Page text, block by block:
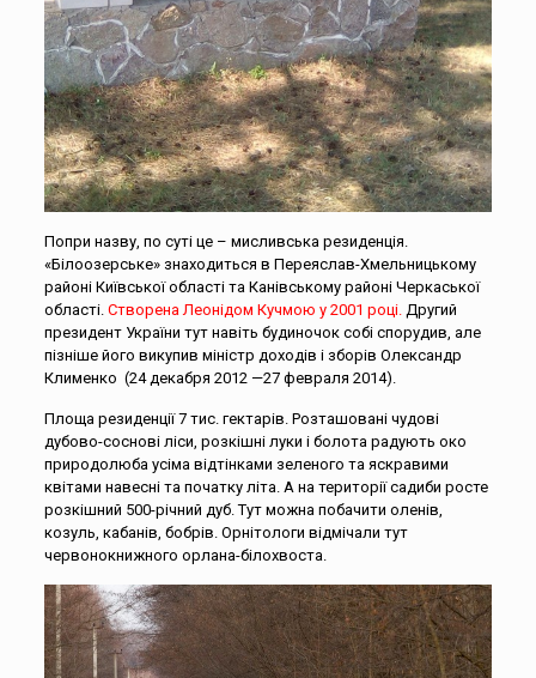
Попри назву, по суті це – мисливська резиденція.
«Білоозерське» знаходиться в Переяслав-Хмельницькому
районі Київської області та Канівському районі Черкаської
області. Створена Леонідом Кучмою у 2001 році. Другий
президент України тут навіть будиночок собі спорудив, але
пізніше його викупив міністр доходів і зборів Олександр
Клименко (24 декабря 2012 —27 февраля 2014).
Площа резиденції 7 тис. гектарів. Розташовані чудові
дубово-соснові ліси, розкішні луки і болота радують око
природолюба усіма відтінками зеленого та яскравими
квітами навесні та початку літа. А на території садиби росте
розкішний 500-річний дуб. Тут можна побачити оленів,
козуль, кабанів, бобрів. Орнітологи відмічали тут
червонокнижного орлана-білохвоста.